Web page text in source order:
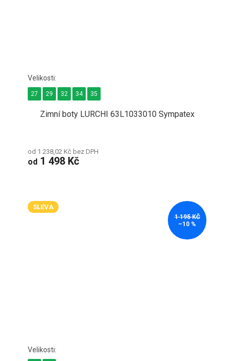
Zimní boty LURCHI 63L1033010 Sympatex
od 1 238,02 Kč bez DPH
od 1 498 Kč
27 29 32 34 35
SLEVA
1 195 KČ
–10 %